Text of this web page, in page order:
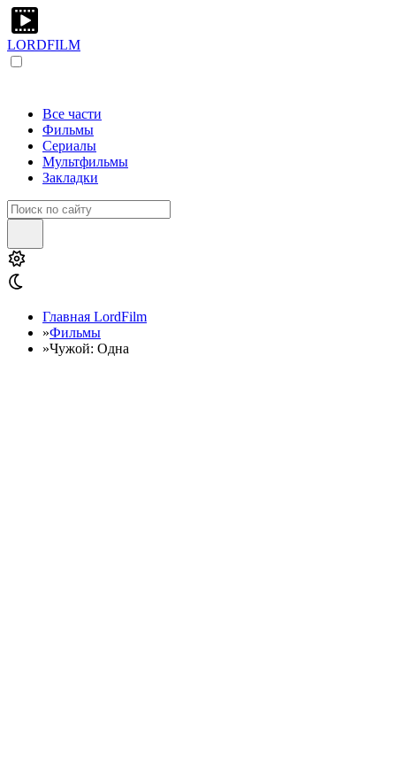
LORDFILM
Все части
Фильмы
Сериалы
Мультфильмы
Закладки
Главная LordFilm
»Фильмы
»Чужой: Одна